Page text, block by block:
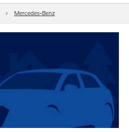
Mercedes-Benz